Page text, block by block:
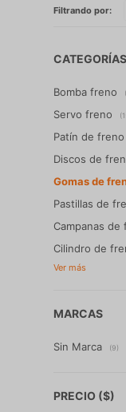
Filtrando por:
CATEGORÍAS
Bomba freno
Servo freno
Patín de freno
Discos de
Gomas de
Pastillas de
Campanas de
Cilindro de
MARCAS
Sin Marca (9)
PRECIO ($)